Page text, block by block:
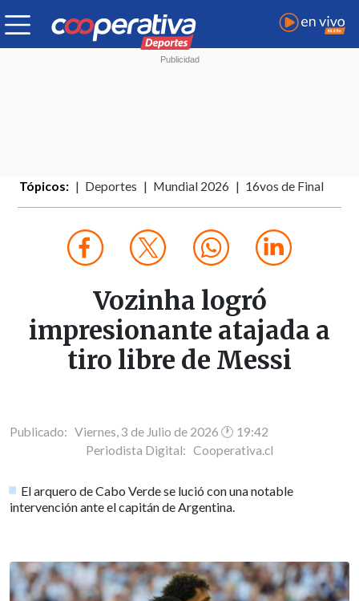
Tópicos: Deportes Mundial 2026 16vos de Final
Vozinha logró
impresionante atajada a
tiro libre de Messi
Publicado: Viernes, 3 de Julio de 2026 🕐 19:42
Periodista Digital: Cooperativa.cl
El arquero de Cabo Verde se lució con una notable
intervención ante el capitán de Argentina.